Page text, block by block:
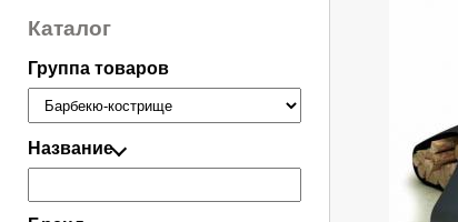
Каталог
Группа товаров
Название